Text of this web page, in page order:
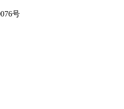
号